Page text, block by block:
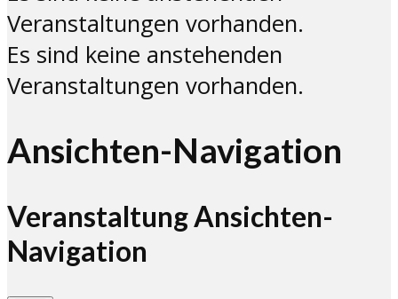
Veranstaltungen vorhanden.
Es sind keine anstehenden
Veranstaltungen vorhanden.
Ansichten-Navigation
Veranstaltung Ansichten-
Navigation